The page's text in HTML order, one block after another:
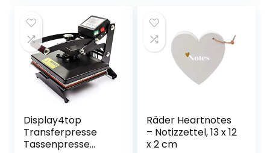
Display4top
Transferpresse
Tassenpresse
Räder Heartnotes
– Notizzettel, 13 x 12
x 2 cm